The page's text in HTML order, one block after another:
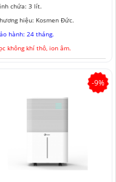
chứa: 3 lít.
hiệu: Kosmen Đức.
hành: 24 tháng.
không khí thô, ion âm.
-9%